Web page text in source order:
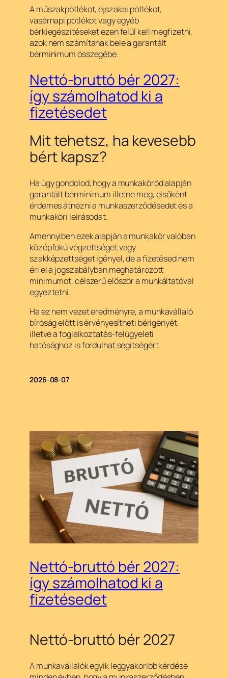
A műszakpótlékot, éjszakai pótlékot,
vasárnapi pótlékot vagy egyéb
bérkiegészítéseket ezen felül kell megfizetni,
azok nem számítanak bele a garantált
bérminimum összegébe.
Nettó-bruttó bér 2027:
így számolhatod ki a
fizetésedet
Mit tehetsz, ha kevesebb
bért kapsz?
Ha úgy gondolod, hogy a munkaköröd alapján
garantált bérminimum illetne meg, elsőként
érdemes átnézni a munkaszerződésedet és a
munkaköri leírásodat.
Amennyiben ezek alapján a munkakör valóban
középfokú végzettséget vagy
szakképzettséget igényel, de a fizetésed nem
éri el a jogszabályban meghatározott
minimumot, célszerű először a munkáltatóval
egyeztetni.
Ha ez nem vezet eredményre, a munkavállaló
bíróság előtt is érvényesítheti bérigényét,
illetve a foglalkoztatás-felügyeleti
hatósághoz is fordulhat segítségért.
2026-08-07
Nettó-bruttó bér 2027:
így számolhatod ki a
fizetésedet
Nettó-bruttó bér 2027
A munkavállalók egyik leggyakoribb kérdése